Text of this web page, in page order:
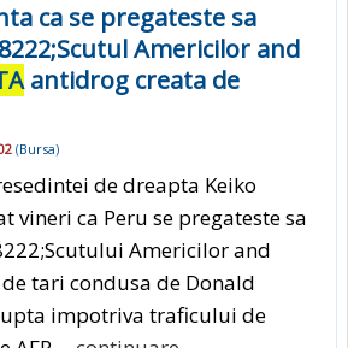
ca se pregateste sa
Americilor and
antidrog creata de
(Bursa)
de dreapta Keiko
vineri ca Peru se pregateste sa
Americilor and
de tari condusa de Donald
impotriva traficului de